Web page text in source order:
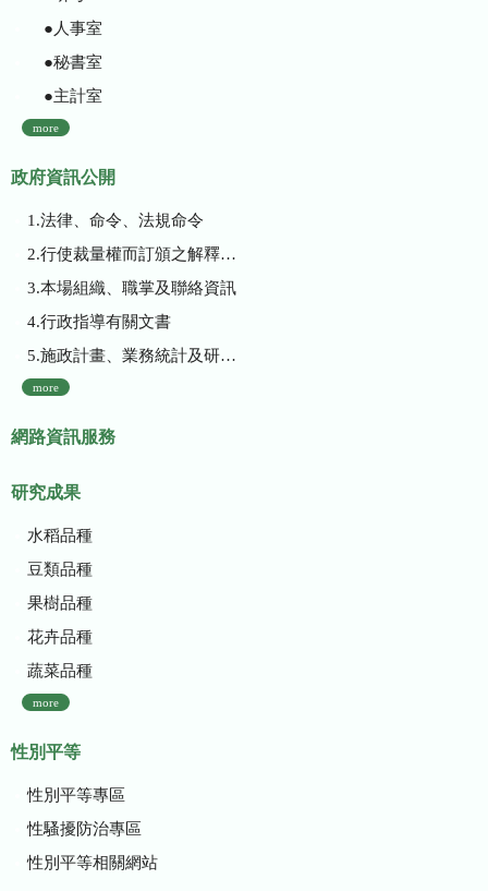
●人事室
●秘書室
●主計室
more
政府資訊公開
1.法律、命令、法規命令
2.行使裁量權而訂頒之解釋性規定及裁量基準
3.本場組織、職掌及聯絡資訊
4.行政指導有關文書
5.施政計畫、業務統計及研究報告
more
網路資訊服務
研究成果
水稻品種
豆類品種
果樹品種
花卉品種
蔬菜品種
more
性別平等
性別平等專區
性騷擾防治專區
性別平等相關網站